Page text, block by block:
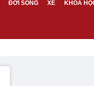
ĐỜI SỐNG XE KHOA